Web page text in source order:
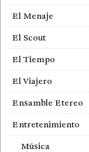
El Menaje
El Scout
El Tiempo
El Viajero
Ensamble Etereo
Entretenimiento
Música